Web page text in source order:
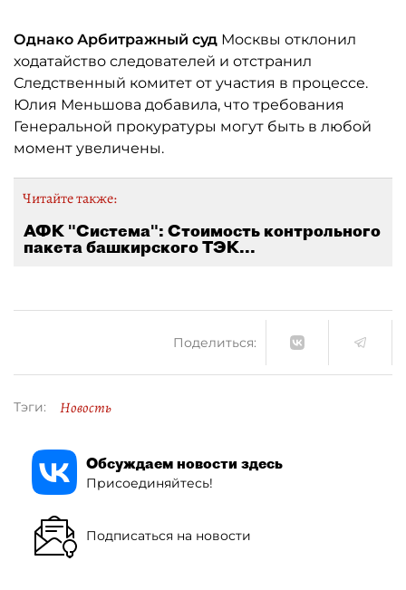
Однако Арбитражный суд Москвы отклонил
ходатайство следователей и отстранил
Следственный комитет от участия в процессе.
Юлия Меньшова добавила, что требования
Генеральной прокуратуры могут быть в любой
момент увеличены.
Читайте также:
АФК "Система": Стоимость контрольного
пакета башкирского ТЭК...
Поделиться:
Тэги: Новость
Обсуждаем новости здесь
Присоединяйтесь!
Подписаться на новости